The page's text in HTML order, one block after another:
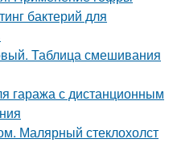
бактерий для
Таблица смешивания
гаража с дистанционным
Малярный стеклохолст